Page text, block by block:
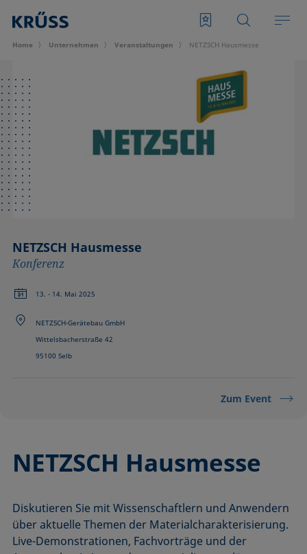
Home Unternehmen Veran­staltungen NETZSCH Hausmesse
NETZSCH Hausmesse
Konferenz
13. - 14. Mai 2025
NETZSCH-Gerätebau GmbH
Wittelsbacherstraße 42
95100 Selb
Zum Event
NETZSCH Hausmesse
Diskutieren Sie mit Wissenschaftlern und Anwendern
über aktuelle Themen der Materialcharakterisierung.
Live-Demonstrationen, Fachvorträge und der